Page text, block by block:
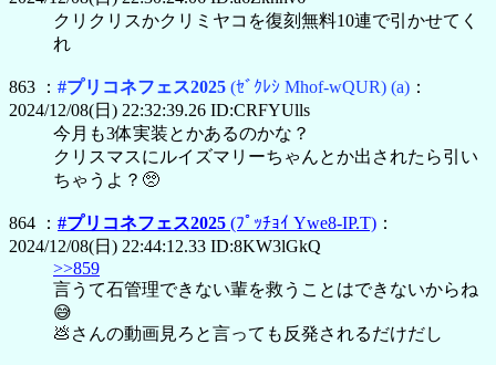
クリクリスかクリミヤコを復刻無料10連で引かせてく
れ
863 ： #プリコネフェス2025 (ｾﾞｸﾚｼ Mhof-wQUR) (a) ：
2024/12/08(日) 22:32:39.26 ID:CRFYUlls
今月も3体実装とかあるのかな？
クリスマスにルイズマリーちゃんとか出されたら引い
ちゃうよ？🥺
864 ： #プリコネフェス2025 (ﾌﾟｯﾁｮｲ Ywe8-IP.T) ：
2024/12/08(日) 22:44:12.33 ID:8KW3lGkQ
>>859
言うて石管理できない輩を救うことはできないからね
😅
💩さんの動画見ろと言っても反発されるだけだし